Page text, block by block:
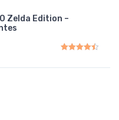
Zelda Edition –